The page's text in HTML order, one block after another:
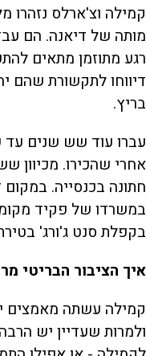
קמילה וצ'ארלס נזהרו
מותה של דיאנה. הם
דיווחו לתקשורת שהם
בריץ.
עברו עוד שש שנים עד
אחרי שהכירו. מכיוון
חתונה בכנסייה.
במשרדו של פקיד
בקפלת סנט ג'ורג' בטירת
איך הציבור הבריטי
קמילה עשתה מאמצים
ולמרות שעדיין יש